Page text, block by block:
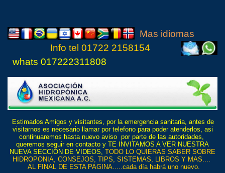
Mas idiomas
Info tel 01722 2158154
whats 017222311808
Estimados Amigos y visitantes, por la emergencia sanitaria, antes de
visitarnos es necesario llamar por telefono para poder atenderlos, asi
continuaremos hasta nuevo aviso por parte de las autoridades,
queremos seguir en contacto y TE INVITAMOS A VER NUESTRA
NUEVA SECCIÓN DE VIDEOS, TODO LO QUIERAS SABER SOBRE
HIDROPONIA, CONSEJOS, TIPS, SISTEMAS, LIBROS Y MAS....
AL FINAL DE ESTA PAGINA.....cada día habrá uno nuevo.